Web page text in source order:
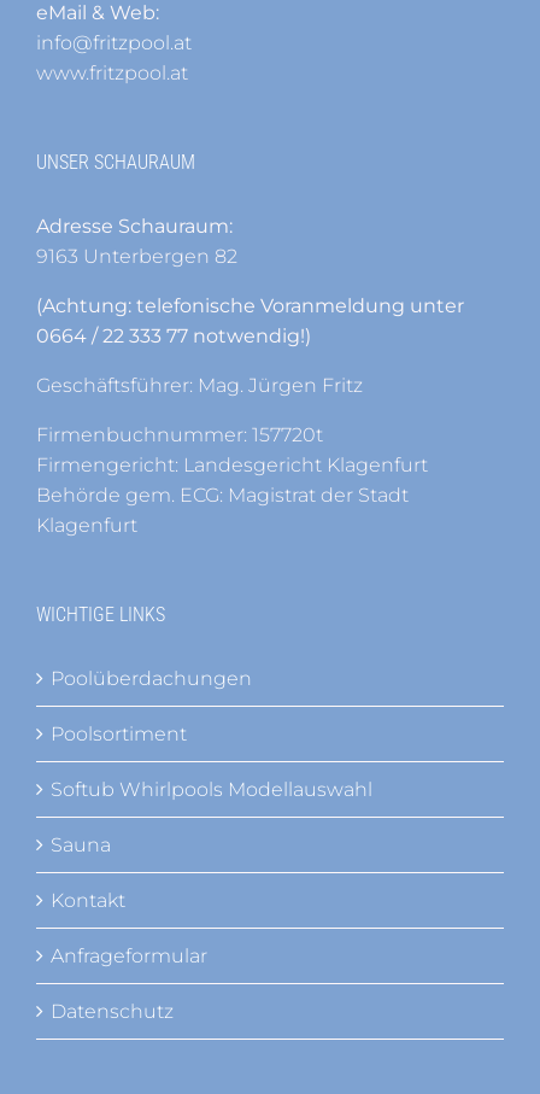
eMail & Web:
info@fritzpool.at
www.fritzpool.at
UNSER SCHAURAUM
Adresse Schauraum:
9163 Unterbergen 82
(Achtung: telefonische Voranmeldung unter
0664 / 22 333 77 notwendig!)
Geschäftsführer: Mag. Jürgen Fritz
Firmenbuchnummer: 157720t
Firmengericht: Landesgericht Klagenfurt
Behörde gem. ECG: Magistrat der Stadt
Klagenfurt
WICHTIGE LINKS
Poolüberdachungen
Poolsortiment
Softub Whirlpools Modellauswahl
Sauna
Kontakt
Anfrageformular
Datenschutz